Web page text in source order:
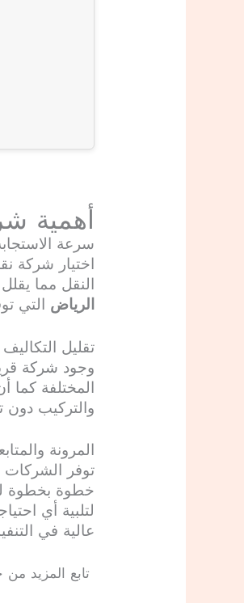
أهمية
سرعة
اختيار شركة
النقل مما
الرياض التي
تقليل
وجود شركة
المختلفة كما
والتركيب دون
المرونة
توفر الشركات
خطوة بخطوة
لتلبية أي
عالية في
تابع المزيد